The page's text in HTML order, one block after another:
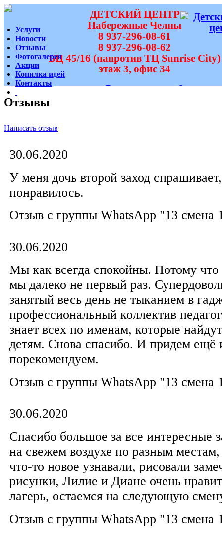
ДЕТСКИЙ ЦЕНТР
Набережные Челны
8 937-296-08-61
8 937-296-08-62
БЦ 45/16 (напротив ТЦ Sunrise City)
этаж 3, офис 34
Вам перезвонить?
Услуги
Новости
Отзывы
Фотогалерея
Акции
Копилка идей
Контакты
Отзывы
Написать отзыв
30.06.2020
У меня дочь второй заход
понравилось.
Отзыв с группы WhatsApp "13 смена
30.06.2020
Мы как всегда спокойны. Потому что
мы далеко не первый раз.
занятый весь день не тыканием в
профессиональный коллектив
знает всех по именам, которые
детям. Снова спасибо. И придем ещё
порекомендуем.
Отзыв с группы WhatsApp "13 смена
30.06.2020
Спасибо большое за все интересные
на свежем воздухе по разным
что-то новое узнавали, рисовали
рисунки, Лилие и Диане очень
лагерь, остаемся на следующую
Отзыв с группы WhatsApp "13 смена